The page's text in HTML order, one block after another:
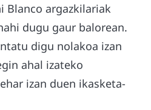
Blanco argazkilariak
dugu gaur balorean.
digu nolakoa izan
ahal izateko
izan duen ikasketa-